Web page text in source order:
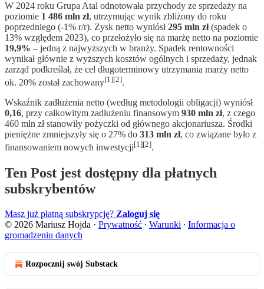
W 2024 roku Grupa Atal odnotowała przychody ze sprzedaży na
poziomie 1 486 mln zł, utrzymując wynik zbliżony do roku
poprzedniego (-1% r/r). Zysk netto wyniósł295 mln zł(spadek o
13% względem 2023), co przełożyło się na marżę netto na poziomie
19,9% – jedną z najwyższych w branży. Spadek rentowności
wynikał głównie z wyższych kosztów ogólnych i sprzedaży, jednak
zarząd podkreślał, że cel długoterminowy utrzymania marży netto
ok. 20% został zachowany[1][2].
Wskaźnik zadłużenia netto (według metodologii obligacji) wyniósł
0,16, przy całkowitym zadłużeniu finansowym 930 mln zł, z czego
460 mln zł stanowiły pożyczki od głównego akcjonariusza. Środki
pieniężne zmniejszyły się o 27% do 313 mln zł, co związane było z
finansowaniem nowych inwestycji[1][2].
Ten Post jest dostępny dla płatnych
subskrybentów
Masz już płatną subskrypcję? Zaloguj się
© 2026 Mariusz Hojda · Prywatność ∙ Warunki ∙ Informacja o
gromadzeniu danych
Rozpocznij swój Substack